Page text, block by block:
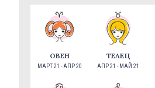
ОВЕН
МАРТ 21 - АПР 20
ТЕЛЕЦ
АПР 21 - МАЙ 21